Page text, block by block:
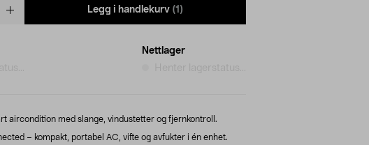
Legg i handlekurv (1)
Nettlager
aircondition med slange, vindustetter og fjernkontroll.
– kompakt, portabel AC, vifte og avfukter i én enhet.